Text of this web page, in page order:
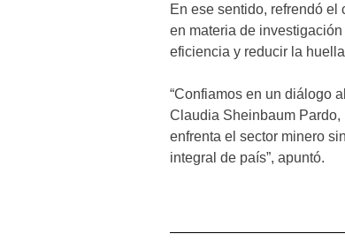
En ese sentido, refrendó
en materia de
eficiencia y reducir la
“Confiamos en un diálogo
Claudia Sheinbaum
enfrenta el sector minero
integral de país”, apuntó.